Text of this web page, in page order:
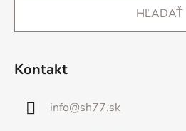
HĽADAŤ
Kontakt
info@sh77.sk